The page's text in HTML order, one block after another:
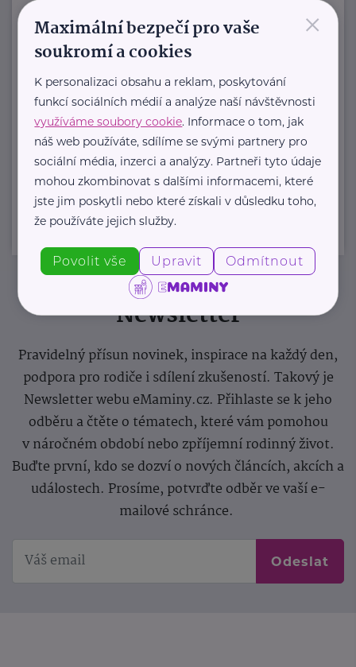
posláním je podporovat duševní
zdraví dětí ...
+420 725 565 273
info@spolusodvahou.cz
Zobrazit přehled společností
Newsletter
Pravidelný přísun novinek, inspirace na každý den,
podpora pro rodiče i sdílení zkušeností. Takový je
Newsletter webu eMaminy.cz. Přihlaste se k jeho
odběru a čtěte o tématech, které vám pomohou
v náročném období nebo zpříjemní rodinný život.
Buďte první, kdo se dozví o nových článcích, akcích a
událostech. Prosíme, potvrďte odběr ve vaší e-
mailové schránce.
Odeslat
×
Maximální bezpečí pro vaše
soukromí a cookies
K personalizaci obsahu a reklam, poskytování
funkcí sociálních médií a analýze naší návštěvnosti
využíváme soubory cookie. Informace o tom, jak
náš web používáte, sdílíme se svými partnery pro
sociální média, inzerci a analýzy. Partneři tyto údaje
mohou zkombinovat s dalšími informacemi, které
jste jim poskytli nebo které získali v důsledku toho,
že používáte jejich služby.
Povolit vše Upravit Odmítnout